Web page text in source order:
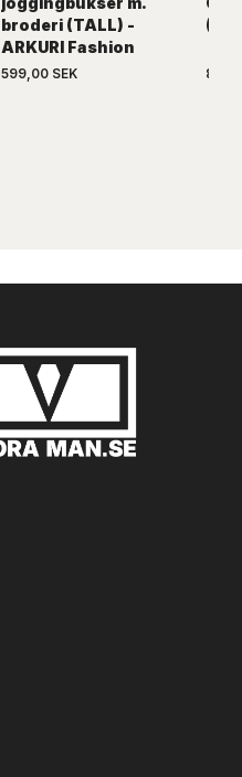
broderi (TALL) -
ARKURI Fashion
599,00 SEK